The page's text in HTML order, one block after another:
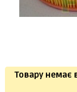
Товару немає